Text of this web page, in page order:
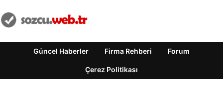
Güncel Haberler Firma Rehberi Forum
Çerez Politikası